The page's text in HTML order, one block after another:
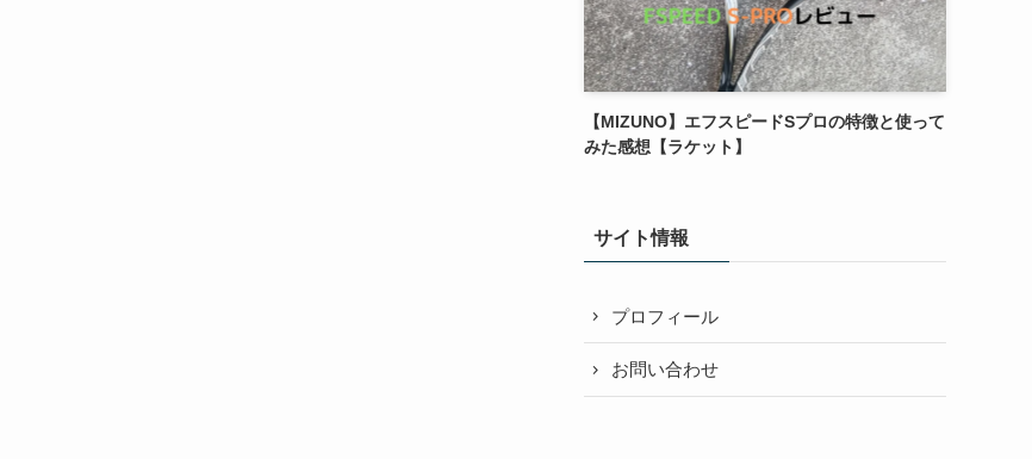
【MIZUNO】エフスピードSプロの特徴と使って
みた感想【ラケット】
サイト情報
プロフィール
お問い合わせ